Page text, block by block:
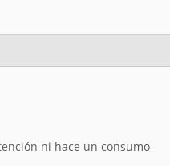
ni hace un consumo